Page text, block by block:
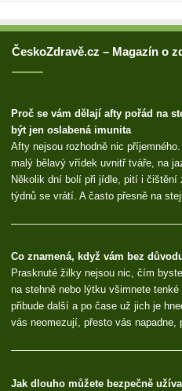
ČeskoZdravě.cz – Magazín o
Proč se vám dělají afty pořád na
být jen oslabená imunita
Afty nejsou rozhodně nic
malý bělavý vřídek uvnitř tváře, na
Několik dní bolí při jídle, pití i
týdnů se vrátí. A často přesně na
Co znamená, když vám bez
Prasknuté žilky nejsou nic, čím
na stehně nebo lýtku všimnete
přibude další a po čase už jich je
vás neomezují, přesto vás
Jak dlouho můžete bezpečně